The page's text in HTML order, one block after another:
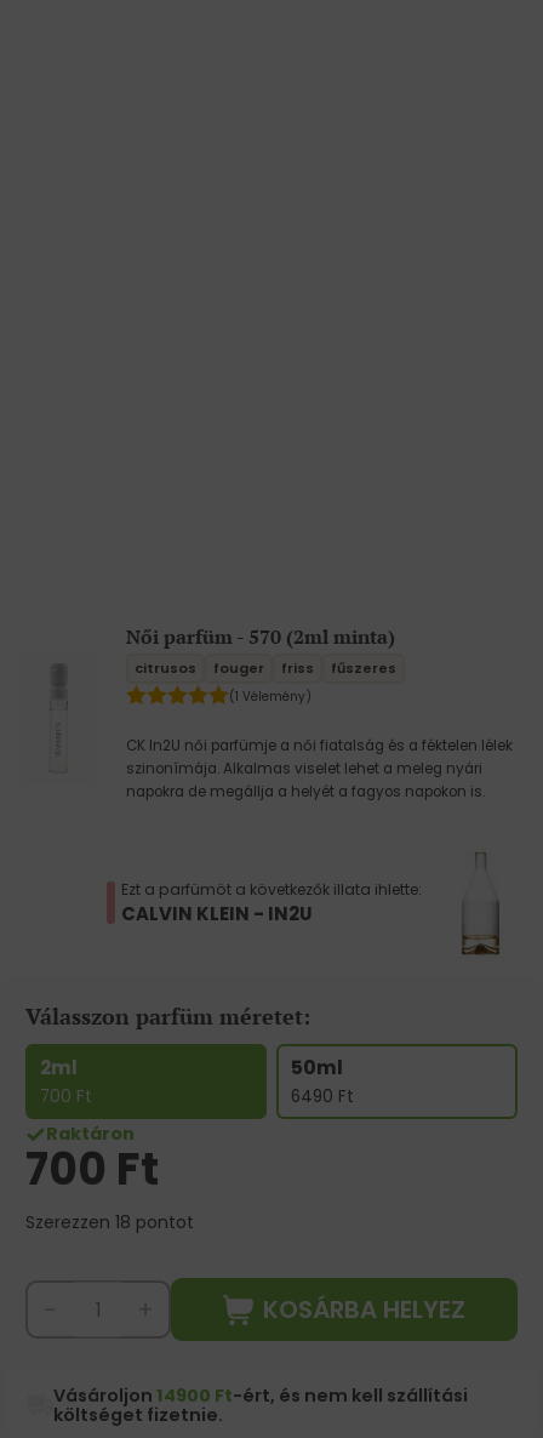
Női parfüm - 570 (2ml minta)
citrusos fouger friss fűszeres
(1 Vélemény)
CK In2U női parfümje a női fiatalság és a féktelen lélek
szinonímája. Alkalmas viselet lehet a meleg nyári
napokra de megállja a helyét a fagyos napokon is.
Ezt a parfümöt a következők illata ihlette:
CALVIN KLEIN - IN2U
Válasszon parfüm méretet:
2ml
700 Ft
50ml
6490 Ft
Raktáron
700 Ft
Szerezzen 18 pontot
KOSÁRBA HELYEZ
Vásároljon14900 Ft-ért, és nem kell szállítási
költséget fizetnie.